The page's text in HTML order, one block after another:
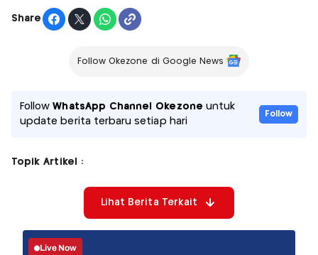
Share
Follow Okezone di Google News
FollowWhatsApp Channel Okezone untuk
update berita terbaru setiap hari
Follow
Topik Artikel :
Lihat Berita Terkait
Live Now